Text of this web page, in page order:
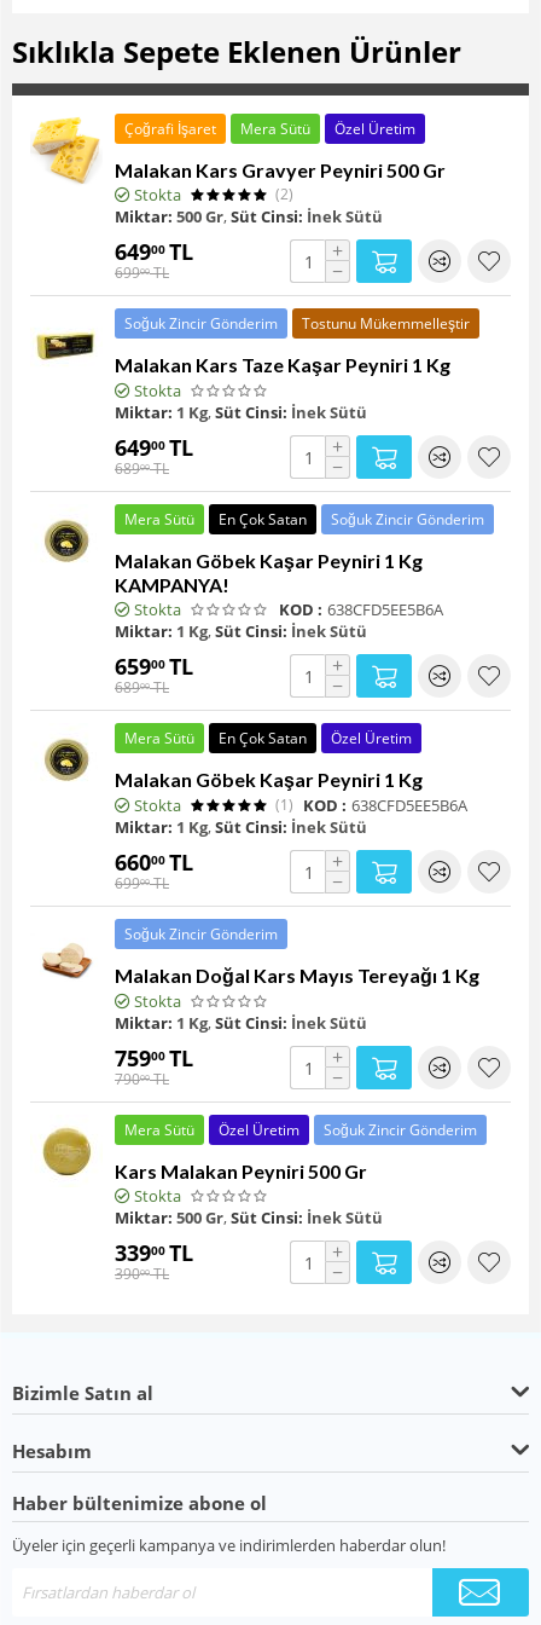
Sıklıkla Sepete Eklenen Ürünler
Çoğrafi İşaret Mera Sütü Özel Üretim
Malakan Kars Gravyer Peyniri 500 Gr
Stokta (2)
Miktar: 500 Gr,Süt Cinsi: İnek Sütü
64900 TL
69900 TL
+
−
Soğuk Zincir Gönderim Tostunu Mükemmelleştir
Malakan Kars Taze Kaşar Peyniri 1 Kg
Stokta
Miktar: 1 Kg,Süt Cinsi: İnek Sütü
64900 TL
68900 TL
+
−
Mera Sütü En Çok Satan Soğuk Zincir Gönderim
Malakan Göbek Kaşar Peyniri 1 Kg
KAMPANYA!
Stokta KOD : 638CFD5EE5B6A
Miktar: 1 Kg,Süt Cinsi: İnek Sütü
65900 TL
68900 TL
+
−
Mera Sütü En Çok Satan Özel Üretim
Malakan Göbek Kaşar Peyniri 1 Kg
Stokta (1) KOD : 638CFD5EE5B6A
Miktar: 1 Kg,Süt Cinsi: İnek Sütü
66000 TL
69900 TL
+
−
Soğuk Zincir Gönderim
Malakan Doğal Kars Mayıs Tereyağı 1 Kg
Stokta
Miktar: 1 Kg,Süt Cinsi: İnek Sütü
75900 TL
79000 TL
+
−
Mera Sütü Özel Üretim Soğuk Zincir Gönderim
Kars Malakan Peyniri 500 Gr
Stokta
Miktar: 500 Gr,Süt Cinsi: İnek Sütü
33900 TL
39000 TL
+
−
Bizimle Satın al
Hesabım
Haber bültenimize abone ol
Üyeler için geçerli kampanya ve indirimlerden haberdar olun!